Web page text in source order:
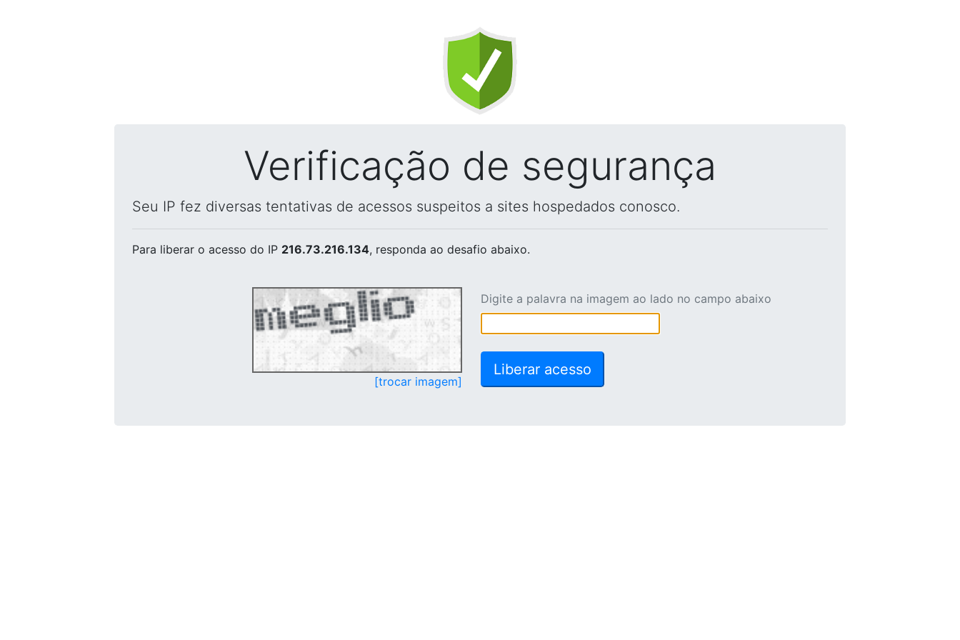
Verificação de segurança
Seu IP fez diversas tentativas de acessos suspeitos a sites hospedados conosco.
Para liberar o acesso do IP 216.73.216.134, responda ao desafio abaixo.
[trocar imagem]
Digite a palavra na imagem ao lado no campo abaixo